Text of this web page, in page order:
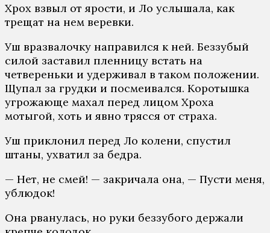
Хрох взвыл от ярости, и Ло услышала, как
трещат на нем веревки.
Уш вразвалочку направился к ней. Беззубый
силой заставил пленницу встать на
четвереньки и удерживал в таком положении.
Щупал за грудки и посмеивался. Коротышка
угрожающе махал перед лицом Хроха
мотыгой, хоть и явно трясся от страха.
Уш приклонил перед Ло колени, спустил
штаны, ухватил за бедра.
— Нет, не смей! — закричала она, — Пусти меня,
ублюдок!
Она рванулась, но руки беззубого держали